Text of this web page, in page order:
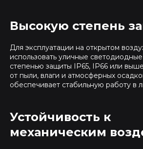
Высокую степень
Для эксплуатации на открытом
использовать уличные
степенью защиты IP65, IP66 или
от пыли, влаги и атмосферных
обеспечивает стабильную работу в
Устойчивость к
механическим